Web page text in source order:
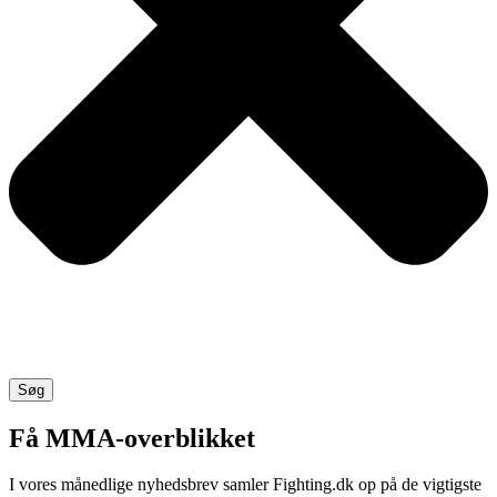
Søg
Få MMA-overblikket
I vores månedlige nyhedsbrev samler Fighting.dk op på de vigtigste